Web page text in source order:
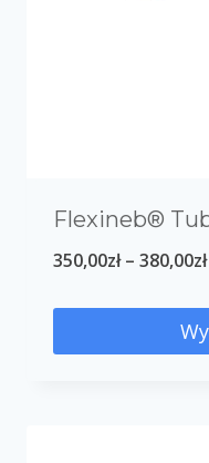
Flexineb®
350,00zł – 380,00zł